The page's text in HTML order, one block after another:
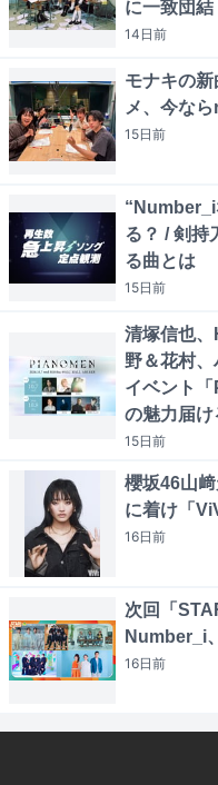
に一致団結
14日前
モナキの
メ、今な
15日前
る？ / 剣持
る曲とは
15日前
清塚信也
野＆花村
イベント
の魅力届け
15日前
櫻坂46山
に着け「
16日前
次回「
Number_i
16日前